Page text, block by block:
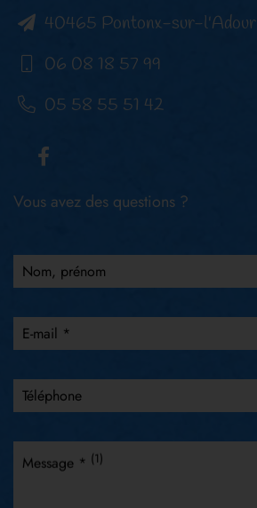
40465 Pontonx-sur-l'Adour
06 08 18 57 99
05 58 55 51 42
Vous avez des questions ?
Nom, prénom
E-mail *
Téléphone
Message * (1)